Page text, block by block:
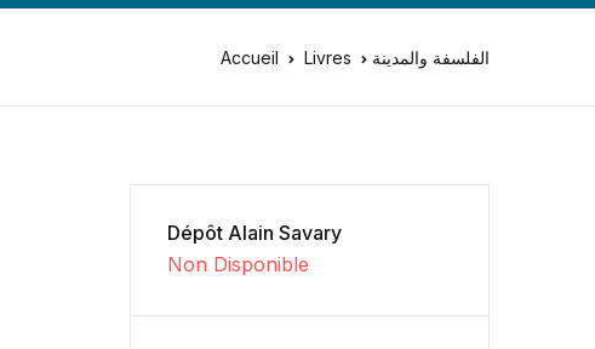
Accueil Livres الفلسفة والمدينة
Dépôt Alain Savary
Non Disponible